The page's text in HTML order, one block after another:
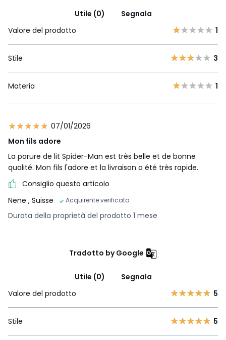
Utile (0)
Segnala
Valore del prodotto
1
Stile 3
Materia 1
07/01/2026
Mon fils adore
La parure de lit Spider-Man est très belle et de bonne
qualité. Mon fils l'adore et la livraison a été très rapide.
Consiglio questo articolo
Nene , Suisse Acquirente verificato
Durata della proprietà del prodotto 1 mese
Tradotto by Google
Utile (0)
Segnala
Valore del prodotto
5
Stile 5